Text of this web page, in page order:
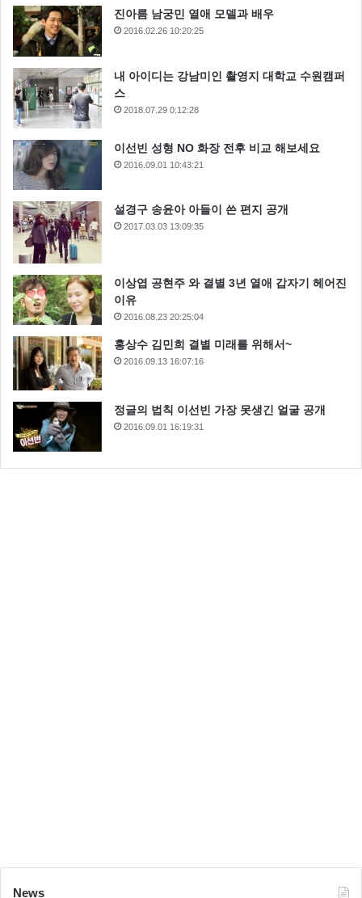
진아름 남궁민 열애 모델과 배우
2016.02.26 10:20:25
내 아이디는 강남미인 촬영지 대학교 수원캠퍼
스
2018.07.29 0:12:28
이선빈 성형 NO 화장 전후 비교 해보세요
2016.09.01 10:43:21
설경구 송윤아 아들이 쓴 편지 공개
2017.03.03 13:09:35
이상엽 공현주 와 결별 3년 열애 갑자기 헤어진
이유
2016.08.23 20:25:04
홍상수 김민희 결별 미래를 위해서~
2016.09.13 16:07:16
정글의 법칙 이선빈 가장 못생긴 얼굴 공개
2016.09.01 16:19:31
News